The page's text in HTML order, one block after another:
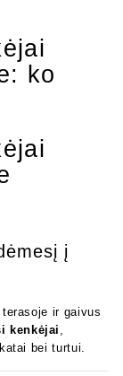
ko
į
ir gaivus
kenkėjai
bei turtui.